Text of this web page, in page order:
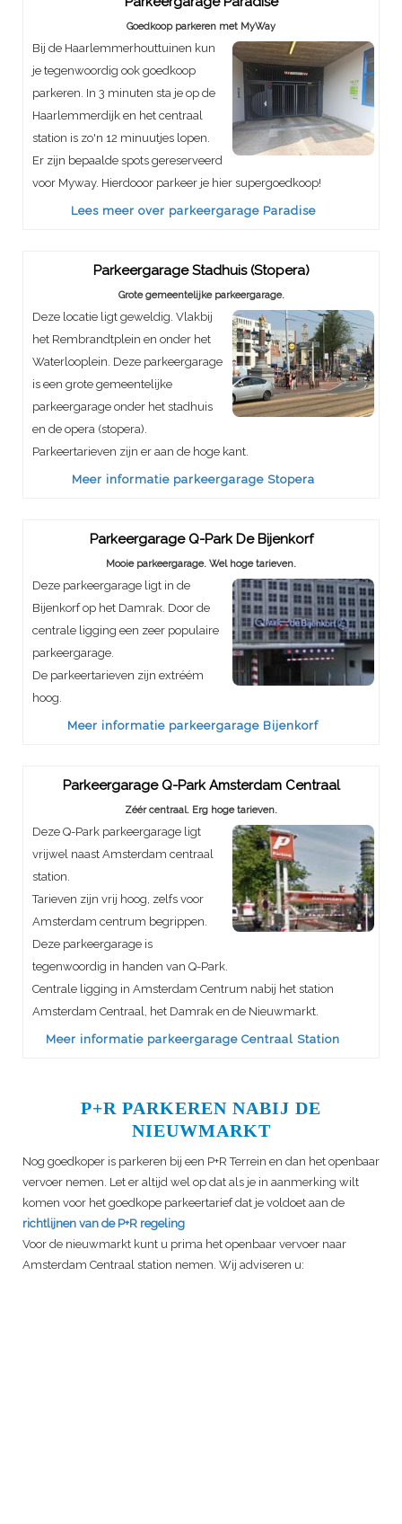
Goedkoop parkeren met MyWay
Bij de Haarlemmerhouttuinen kun
je tegenwoordig ook goedkoop
parkeren. In 3 minuten sta je op de
Haarlemmerdijk en het centraal
station is zo'n 12 minuutjes lopen.
Er zijn bepaalde spots gereserveerd
voor Myway. Hierdooor parkeer je hier supergoedkoop!
Lees meer over parkeergarage Paradise
Parkeergarage Stadhuis (Stopera)
Grote gemeentelijke parkeergarage.
Deze locatie ligt geweldig. Vlakbij
het Rembrandtplein en onder het
Waterlooplein. Deze parkeergarage
is een grote gemeentelijke
parkeergarage onder het stadhuis
en de opera (stopera).
Parkeertarieven zijn er aan de hoge kant.
Meer informatie parkeergarage Stopera
Parkeergarage Q-Park De Bijenkorf
Mooie parkeergarage. Wel hoge tarieven.
Deze parkeergarage ligt in de
Bijenkorf op het Damrak. Door de
centrale ligging een zeer populaire
parkeergarage.
De parkeertarieven zijn extréém
hoog.
Meer informatie parkeergarage Bijenkorf
Parkeergarage Q-Park Amsterdam Centraal
Zéér centraal. Erg hoge tarieven.
Deze Q-Park parkeergarage ligt
vrijwel naast Amsterdam centraal
station.
Tarieven zijn vrij hoog, zelfs voor
Amsterdam centrum begrippen.
Deze parkeergarage is
tegenwoordig in handen van Q-Park.
Centrale ligging in Amsterdam Centrum nabij het station
Amsterdam Centraal, het Damrak en de Nieuwmarkt.
Meer informatie parkeergarage Centraal Station
P+R PARKEREN NABIJ DE
NIEUWMARKT
Nog goedkoper is parkeren bij een P+R Terrein en dan het openbaar
vervoer nemen. Let er altijd wel op dat als je in aanmerking wilt
komen voor het goedkope parkeertarief dat je voldoet aan de
richtlijnen van de P+R regeling
Voor de nieuwmarkt kunt u prima het openbaar vervoer naar
Amsterdam Centraal station nemen. Wij adviseren u: